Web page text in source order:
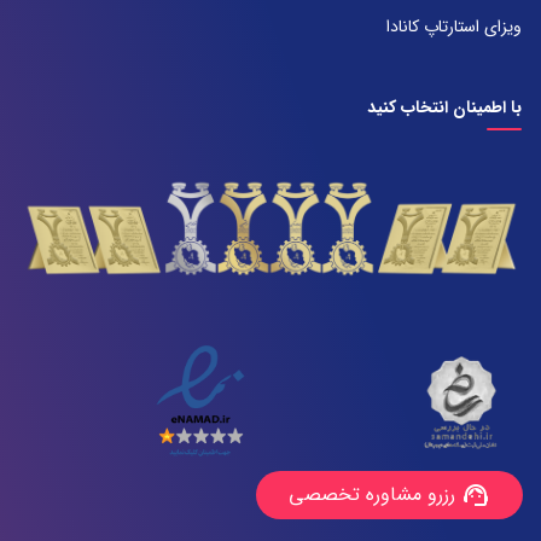
ویزای استارتاپ کانادا
با اطمینان انتخاب کنید
support_agent رزرو مشاوره تخصصی